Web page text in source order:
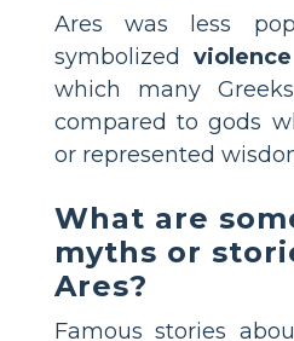
Ares was less
symbolized
which many
compared to gods
or represented
What are
myths or
Ares?
Famous stories